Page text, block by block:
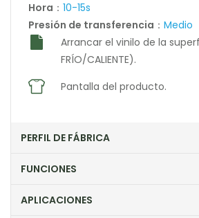
Hora ： 10-15s
Presión de transferencia ： Medio
Arrancar el vinilo de la
FRÍO/CALIENTE).
Pantalla del producto.
PERFIL DE FÁBRICA
FUNCIONES
APLICACIONES